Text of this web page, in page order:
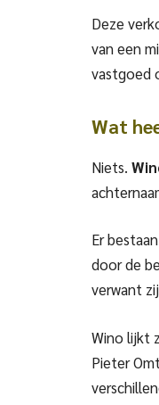
Deze
van een
vastgoed
Wat
Niets.
Er
door de
verwant
Wino lijkt
Pieter